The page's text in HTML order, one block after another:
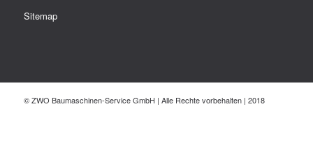
Sitemap
© ZWO Baumaschinen-Service GmbH | Alle Rechte vorbehalten | 2018